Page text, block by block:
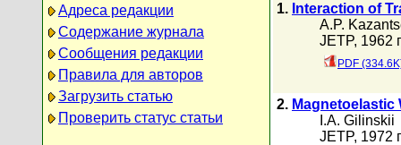
Адреса редакции
Содержание журнала
Сообщения редакции
Правила для авторов
Загрузить статью
Проверить статус статьи
1. Interaction of
A.P.
JETP, 1962
PDF
2. Magnetoelastic
I.A. Gilinskii
JETP, 1972